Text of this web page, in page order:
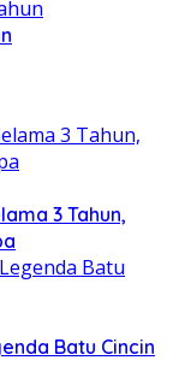
3 Tahun,
Batu Cincin